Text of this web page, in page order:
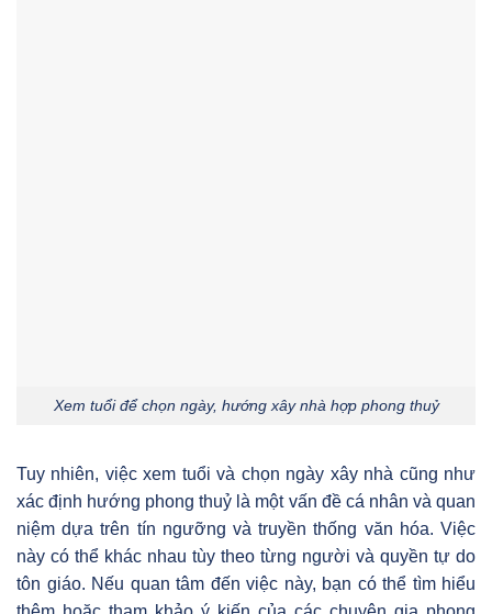
Xem tuổi để chọn ngày, hướng xây nhà hợp phong thuỷ
Tuy nhiên, việc xem tuổi và chọn ngày xây nhà cũng như
xác định hướng phong thuỷ là một vấn đề cá nhân và quan
niệm dựa trên tín ngưỡng và truyền thống văn hóa. Việc
này có thể khác nhau tùy theo từng người và quyền tự do
tôn giáo. Nếu quan tâm đến việc này, bạn có thể tìm hiểu